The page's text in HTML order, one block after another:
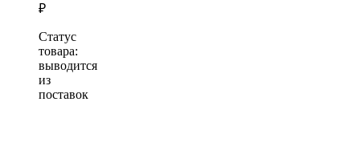
₽
Статус
товара:
выводится
из
поставок